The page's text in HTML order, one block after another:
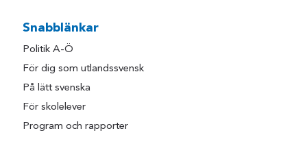
Snabblänkar
Politik A-Ö
För dig som utlandssvensk
På lätt svenska
För skolelever
Program och rapporter